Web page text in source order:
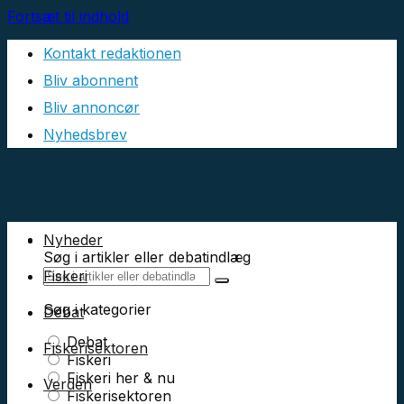
Fortsæt til indhold
Kontakt redaktionen
Bliv abonnent
Bliv annoncør
Nyhedsbrev
Søg i artikler eller debatindlæg
Søg i kategorier
Debat
Fiskeri
Fiskeri her & nu
Fiskerisektoren
Nyheder
Fiskeri
Debat
Fiskerisektoren
Verden